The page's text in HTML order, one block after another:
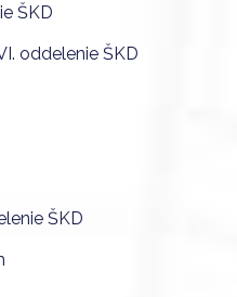
ŠKD
oddelenie ŠKD
ŠKD